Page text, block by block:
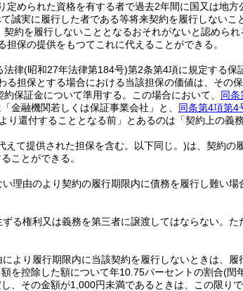
定められた資格を有する者で過去2年間に国又は地
誠実に履行した者である等将来契約を履行しない
約を履行しないこととなるおそれがないと認められ
保の提供をもつてこれに代えることができる。
法律(昭和27年法律第184号)第2条第4項に規定する保
担保とする場合における当該担保の価値は、その保
保証金について準用する。 この場合において、 同条
金融機関若しくは保証事業会社」と、 同条第4項第4
り還付することとなる前」とあるのは「契約上の義
えて提供された担保を含む。以下同じ。)は、契約の
ことができる。
理由のより契約の履行期限内に債務を履行し難い
る権利又は義務を第三者に譲渡してはならない。 た
より履行期限内に当該契約を履行しないときは、
を控除した額について年10.75パーセントの割合(閏
、その金額が1,000円未満であるときは、この限りで